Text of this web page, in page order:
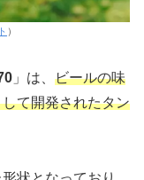
）
」は、 ビールの味
て開発されたタン